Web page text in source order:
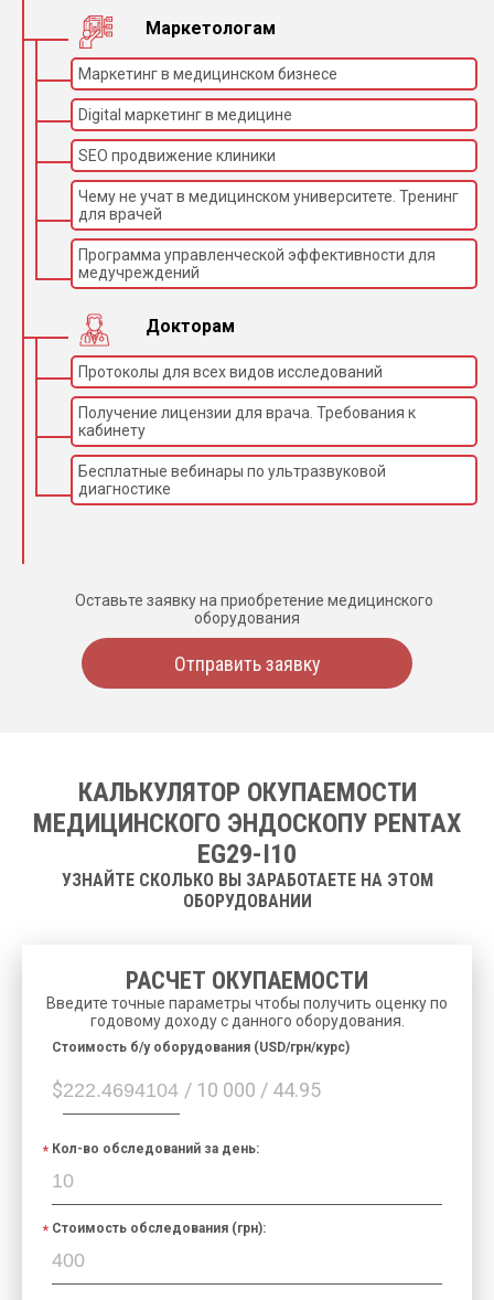
Маркетологам
Маркетинг в медицинском бизнесе
Digital маркетинг в медицине
SEO продвижение клиники
Чему не учат в медицинском университете. Тренинг
для врачей
Программа управленческой эффективности для
медучреждений
Докторам
Протоколы для всех видов исследований
Получение лицензии для врача. Требования к
кабинету
Бесплатные вебинары по ультразвуковой
диагностике
Оставьте заявку на приобретение медицинского
оборудования
Отправить заявку
КАЛЬКУЛЯТОР ОКУПАЕМОСТИ
МЕДИЦИНСКОГО ЭНДОСКОПУ PENTAX
EG29-I10
УЗНАЙТЕ СКОЛЬКО ВЫ ЗАРАБОТАЕТЕ НА ЭТОМ
ОБОРУДОВАНИИ
РАСЧЕТ ОКУПАЕМОСТИ
Введите точные параметры чтобы получить оценку по
годовому доходу с данного оборудования.
$ / 10 000 / 44.95
Cтоимость б/у оборудования (USD/грн/курс)
Кол-во обследований за день:
Стоимость обследования (грн):